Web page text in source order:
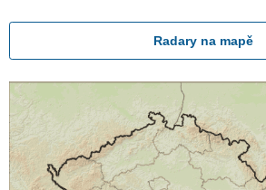
Radary na mapě